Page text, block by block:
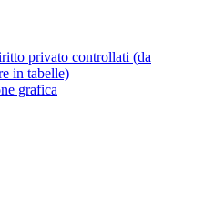
privato controllati (da
in tabelle)
grafica